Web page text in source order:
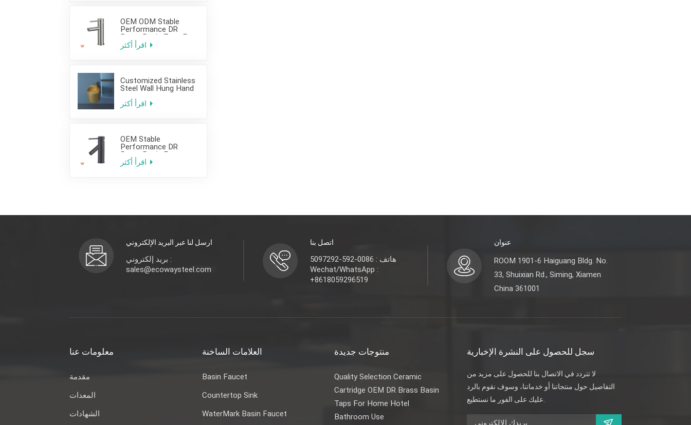
OEM ODM Stable
Performance DR
Brass Basin Taps For
Home Hotel Project
Customized Stainless
Steel Wall Hung Hand
Bathroom
OEM Stable
Performance DR
Brass Basin Faucet
For Home Hotel Grade
ارسل لنا عبر البريد الإلكتروني
بريد إلكتروني :
sales@ecowaysteel.com
اتصل بنا
هاتف : 0086-592-5097292
Wechat/WhatsApp :
+8618059296519
عنوان
ROOM 1901-6 Haiguang Bldg. No.
33, Shuixian Rd., Siming, Xiamen
China 361001
معلومات عنا
مقدمة
المعدات
الشهادات
العلامات الساخنة
Basin Faucet
Countertop Sink
WaterMark Basin Faucet
منتوجات جديدة
Quality Selection Ceramic
Cartridge OEM DR Brass Basin
Taps For Home Hotel
Bathroom Use
سجل للحصول على النشرة الإخبارية
لا تتردد في الاتصال بنا للحصول على مزيد من
التفاصيل حول منتجاتنا أو خدماتنا، وسوف نقوم بالرد